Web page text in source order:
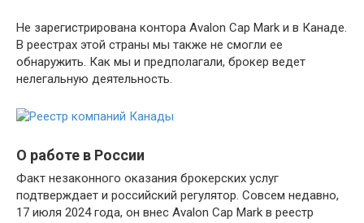
Не зарегистрирована контора Avalon Cap Mark и в Канаде.
В реестрах этой страны мы также не смогли ее
обнаружить. Как мы и предполагали, брокер ведет
нелегальную деятельность.
О работе в России
Факт незаконного оказания брокерских услуг
подтверждает и российский регулятор. Совсем недавно,
17 июля 2024 года, он внес Avalon Cap Mark в реестр